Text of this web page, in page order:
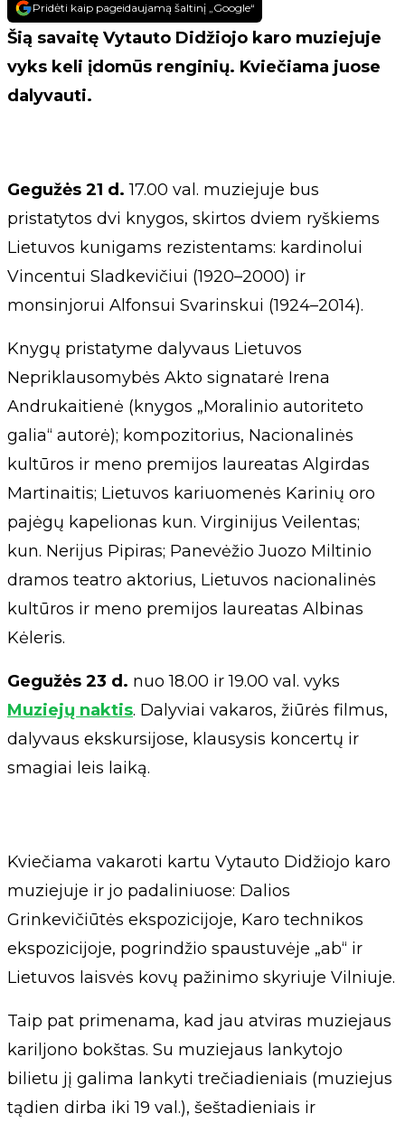
Pridėti kaip pageidaujamą šaltinį „Google“
Šią savaitę Vytauto Didžiojo karo muziejuje
vyks keli įdomūs renginių. Kviečiama juose
dalyvauti.
Gegužės 21 d. 17.00 val. muziejuje bus
pristatytos dvi knygos, skirtos dviem ryškiems
Lietuvos kunigams rezistentams: kardinolui
Vincentui Sladkevičiui (1920–2000) ir
monsinjorui Alfonsui Svarinskui (1924–2014).
Knygų pristatyme dalyvaus Lietuvos
Nepriklausomybės Akto signatarė Irena
Andrukaitienė (knygos „Moralinio autoriteto
galia“ autorė); kompozitorius, Nacionalinės
kultūros ir meno premijos laureatas Algirdas
Martinaitis; Lietuvos kariuomenės Karinių oro
pajėgų kapelionas kun. Virginijus Veilentas;
kun. Nerijus Pipiras; Panevėžio Juozo Miltinio
dramos teatro aktorius, Lietuvos nacionalinės
kultūros ir meno premijos laureatas Albinas
Kėleris.
Gegužės 23 d. nuo 18.00 ir 19.00 val. vyks
Muziejų naktis. Dalyviai vakaros, žiūrės filmus,
dalyvaus ekskursijose, klausysis koncertų ir
smagiai leis laiką.
Kviečiama vakaroti kartu Vytauto Didžiojo karo
muziejuje ir jo padaliniuose: Dalios
Grinkevičiūtės ekspozicijoje, Karo technikos
ekspozicijoje, pogrindžio spaustuvėje „ab“ ir
Lietuvos laisvės kovų pažinimo skyriuje Vilniuje.
Taip pat primenama, kad jau atviras muziejaus
kariljono bokštas. Su muziejaus lankytojo
bilietu jį galima lankyti trečiadieniais (muziejus
tądien dirba iki 19 val.), šeštadieniais ir